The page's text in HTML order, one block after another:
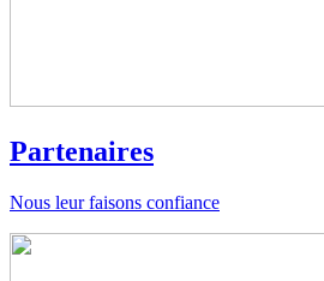
Partenaires
Nous leur faisons confiance